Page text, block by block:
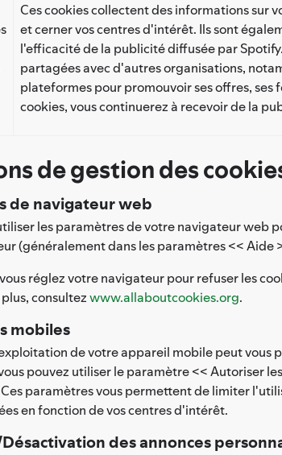
Ces cookies collectent des informations sur
et cerner vos centres d'intérêt. Ils sont
l'efficacité de la publicité diffusée par
partagées avec d'autres organisations,
plateformes pour promouvoir ses offres, ses
cookies, vous continuerez à recevoir de la
de gestion des
de navigateur web
les paramètres de votre navigateur web
(généralement dans les paramètres << Aide
réglez votre navigateur pour refuser les
consultezwww.allaboutcookies.org.
mobiles
de votre appareil mobile peut vous
pouvez utiliser le paramètre << Autoriser
paramètres vous permettent de limiter
en fonction de vos centres d'intérêt.
des annonces